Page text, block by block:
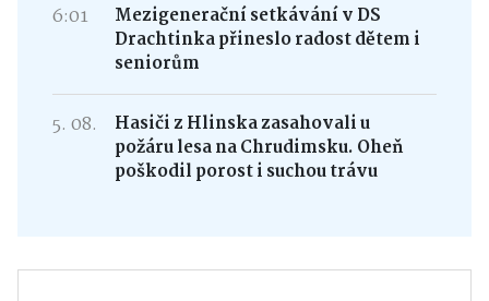
6:01
Mezigenerační setkávání v DS
Drachtinka přineslo radost dětem i
seniorům
5. 08.
Hasiči z Hlinska zasahovali u
požáru lesa na Chrudimsku. Oheň
poškodil porost i suchou trávu